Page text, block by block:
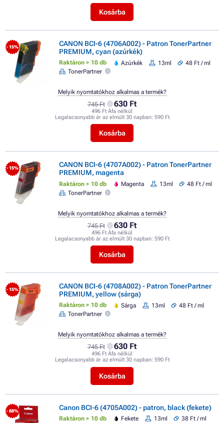
Kosárba
- 15%
CANON BCI-6 (4706A002) - Patron TonerPartner
PREMIUM, cyan (azúrkék)
Raktáron > 10 db Azúrkék 13ml
48 Ft / ml
TonerPartner
745 Ft 630 Ft
496 Ft Áfa nélkül
Legalacsonyabb ár az elmúlt 30 napban: 590 Ft
Kosárba
Melyik nyomtatókhoz alkalmas a termék?
- 15%
CANON BCI-6 (4707A002) - Patron TonerPartner
PREMIUM, magenta
Raktáron > 10 db Magenta 13ml
48 Ft / ml
TonerPartner
745 Ft 630 Ft
496 Ft Áfa nélkül
Legalacsonyabb ár az elmúlt 30 napban: 590 Ft
Kosárba
Melyik nyomtatókhoz alkalmas a termék?
- 15%
CANON BCI-6 (4708A002) - Patron TonerPartner
PREMIUM, yellow (sárga)
Raktáron > 10 db Sárga 13ml
48 Ft / ml
TonerPartner
745 Ft 630 Ft
496 Ft Áfa nélkül
Legalacsonyabb ár az elmúlt 30 napban: 590 Ft
Kosárba
Melyik nyomtatókhoz alkalmas a termék?
- 88% Canon BCI-6 (4705A002) - patron, black (fekete)
Raktáron > 10 db Fekete 13ml
38 Ft / ml